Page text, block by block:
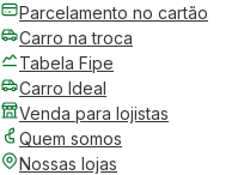
Parcelamento no cartão
Carro na troca
Tabela Fipe
Carro Ideal
Venda para lojistas
Quem somos
Nossas lojas